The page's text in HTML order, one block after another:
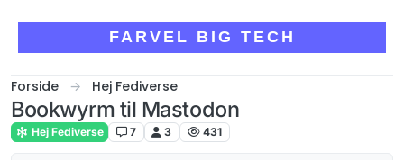
FARVEL BIG TECH
Forside Hej Fediverse
Bookwyrm til Mastodon
Hej Fediverse 7 3 431